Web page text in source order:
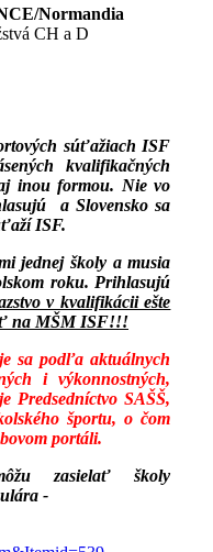
Normandia
CH a D
súťažiach ISF
kvalifikačných
inou formou. Nie vo
a Slovensko sa
ISF.
jednej školy a musia
roku. Prihlasujú
v kvalifikácii ešte
na MŠM ISF!!!
sa podľa aktuálnych
i výkonnostných,
Predsedníctvo SAŠŠ,
športu, o čom
portáli.
zasielať školy
-